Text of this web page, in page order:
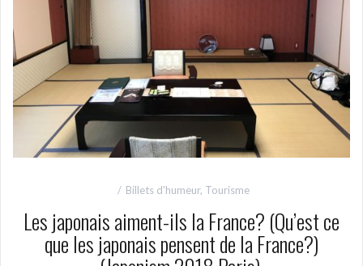
Billets d'humeur, Tourisme
Les japonais aiment-ils la France? (Qu’est ce
que les japonais pensent de la France?)